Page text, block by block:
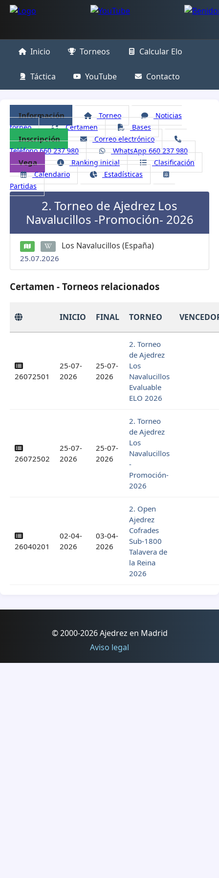
Inicio Torneos Calcular Elo
Táctica YouTube Contacto
Información Torneo
Noticias
torneo
Certamen Bases
Inscripción
Correo electrónico
Teléfono 660 237 980
WhatsApp 660 237 980
Vega Ranking inicial
Clasificación
Calendario
Estadísticas
Partidas
2. Torneo de Ajedrez Los
Navalucillos -Promoción- 2026
Los Navalucillos (España)
25.07.2026
Certamen - Torneos relacionados
INICIO FINAL TORNEO
26072501
25-07-
2026
25-07-
2026
2. Torneo
de Ajedrez
Los
Navalucillos
Evaluable
ELO 2026
26072502
25-07-
2026
25-07-
2026
2. Torneo
de Ajedrez
Los
Navalucillos
-
Promoción-
2026
26040201
02-04-
2026
03-04-
2026
2. Open
Ajedrez
Cofrades
Sub-1800
Talavera de
la Reina
2026
© 2000-2026 Ajedrez en Madrid
Aviso legal